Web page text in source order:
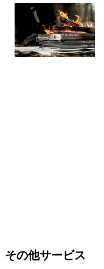
その他サービス